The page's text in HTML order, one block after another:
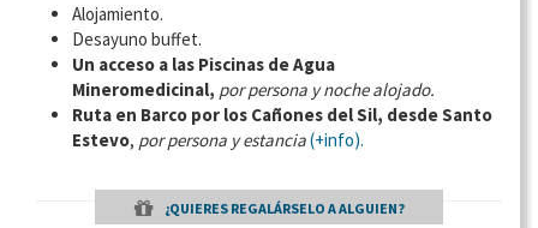
Alojamiento.
Desayuno buffet.
Un acceso a las Piscinas de Agua
Mineromedicinal, por persona y noche alojado.
Ruta en Barco por los Cañones del Sil, desde Santo
Estevo, por persona y estancia(+info).
¿QUIERES REGALÁRSELO A ALGUIEN?